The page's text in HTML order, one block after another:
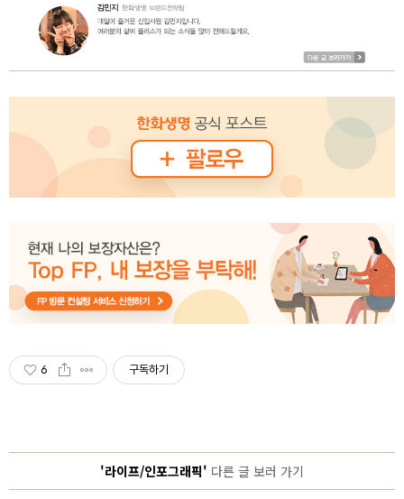
6 구독하기
'라이프/인포그래픽' 다른 글 보러 가기